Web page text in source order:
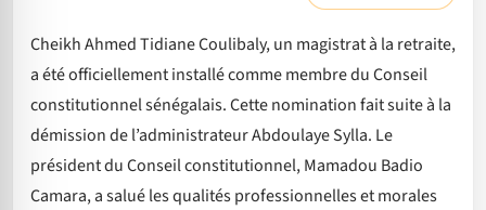
Cheikh Ahmed Tidiane Coulibaly, un magistrat à la retraite,
a été officiellement installé comme membre du Conseil
constitutionnel sénégalais. Cette nomination fait suite à la
démission de l’administrateur Abdoulaye Sylla. Le
président du Conseil constitutionnel, Mamadou Badio
Camara, a salué les qualités professionnelles et morales